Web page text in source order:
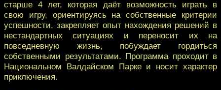
старше 4 лет, которая даёт возможность играть в
свою игру, ориентируясь на собственные критерии
успешности, закрепляет опыт нахождения решений в
нестандартных ситуациях и переносит их на
повседневную жизнь, побуждает гордиться
собственными результатами. Программа проходит в
Национальном Валдайском Парке и носит характер
приключения.